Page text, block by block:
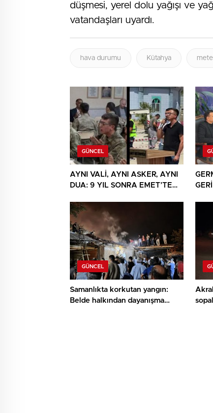
düşmesi, yerel dolu yağışı ve
vatandaşları uyardı.
hava durumu Kütahya
GÜNCEL
AYNI VALİ, AYNI ASKER, AYNI
DUA: 9 YIL SONRA EMET’TE
GÜNCEL
Samanlıkta korkutan yangın:
Belde halkından dayanışma